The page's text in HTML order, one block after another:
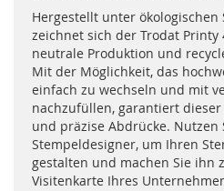
Hergestellt unter
zeichnet sich der Trodat Printy
neutrale Produktion und
Mit der Möglichkeit, das
einfach zu wechseln und mit
nachzufüllen, garantiert
und präzise Abdrücke. Nutzen
Stempeldesigner, um Ihren
gestalten und machen Sie ihn
Visitenkarte Ihres